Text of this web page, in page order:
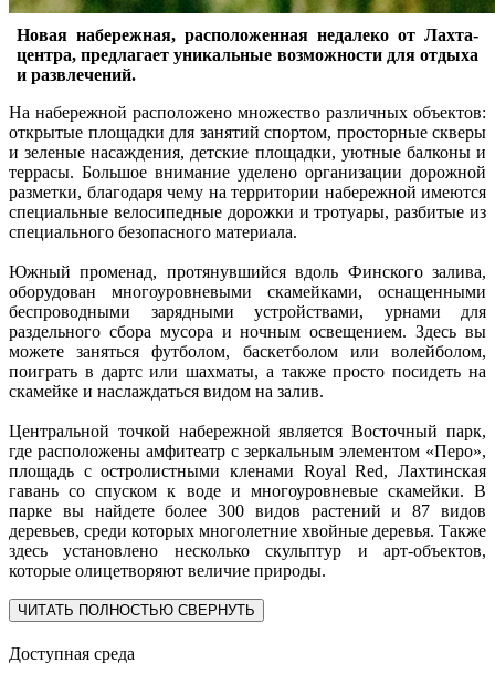
Новая набережная, расположенная недалеко от Лахта-
центра, предлагает уникальные возможности для отдыха
и развлечений.
На набережной расположено множество различных объектов:
открытые площадки для занятий спортом, просторные скверы
и зеленые насаждения, детские площадки, уютные балконы и
террасы. Большое внимание уделено организации дорожной
разметки, благодаря чему на территории набережной имеются
специальные велосипедные дорожки и тротуары, разбитые из
специального безопасного материала.
Южный променад, протянувшийся вдоль Финского залива,
оборудован многоуровневыми скамейками, оснащенными
беспроводными зарядными устройствами, урнами для
раздельного сбора мусора и ночным освещением. Здесь вы
можете заняться футболом, баскетболом или волейболом,
поиграть в дартс или шахматы, а также просто посидеть на
скамейке и наслаждаться видом на залив.
Центральной точкой набережной является Восточный парк,
где расположены амфитеатр с зеркальным элементом «Перо»,
площадь с остролистными кленами Royal Red, Лахтинская
гавань со спуском к воде и многоуровневые скамейки. В
парке вы найдете более 300 видов растений и 87 видов
деревьев, среди которых многолетние хвойные деревья. Также
здесь установлено несколько скульптур и арт-объектов,
которые олицетворяют величие природы.
ЧИТАТЬ ПОЛНОСТЬЮ СВЕРНУТЬ
Доступная среда